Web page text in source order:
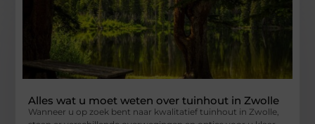
Alles wat u moet weten over tuinhout in Zwolle
Wanneer u op zoek bent naar kwalitatief tuinhout in Zwolle,